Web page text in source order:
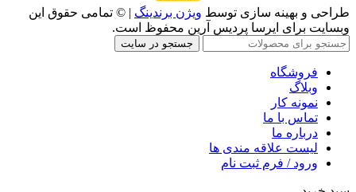
طراحی و بهینه سازی توسط ویژن برندینگ | © تمامی حقوق این
وبسایت برای ایرسا پردیس آرین محفوظ است.
جستجو در سایت
فروشگاه
وبلاگ
نمونه کار
تماس با ما
درباره ما
لیست علاقه مندی ها
ورود / فرم ثبت نام